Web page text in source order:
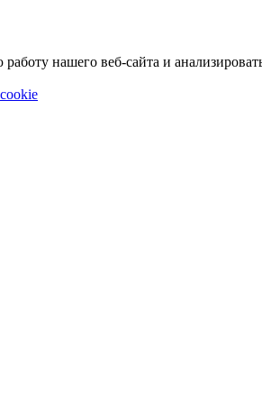
нашего веб-сайта и